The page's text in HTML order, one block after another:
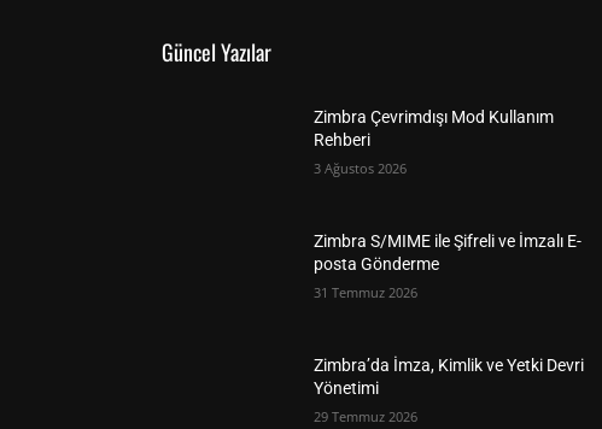
Güncel Yazılar
Zimbra Çevrimdışı Mod Kullanım
Rehberi
3 Ağustos 2026
Zimbra S/MIME ile Şifreli ve İmzalı E-
posta Gönderme
31 Temmuz 2026
Zimbra’da İmza, Kimlik ve Yetki Devri
Yönetimi
29 Temmuz 2026